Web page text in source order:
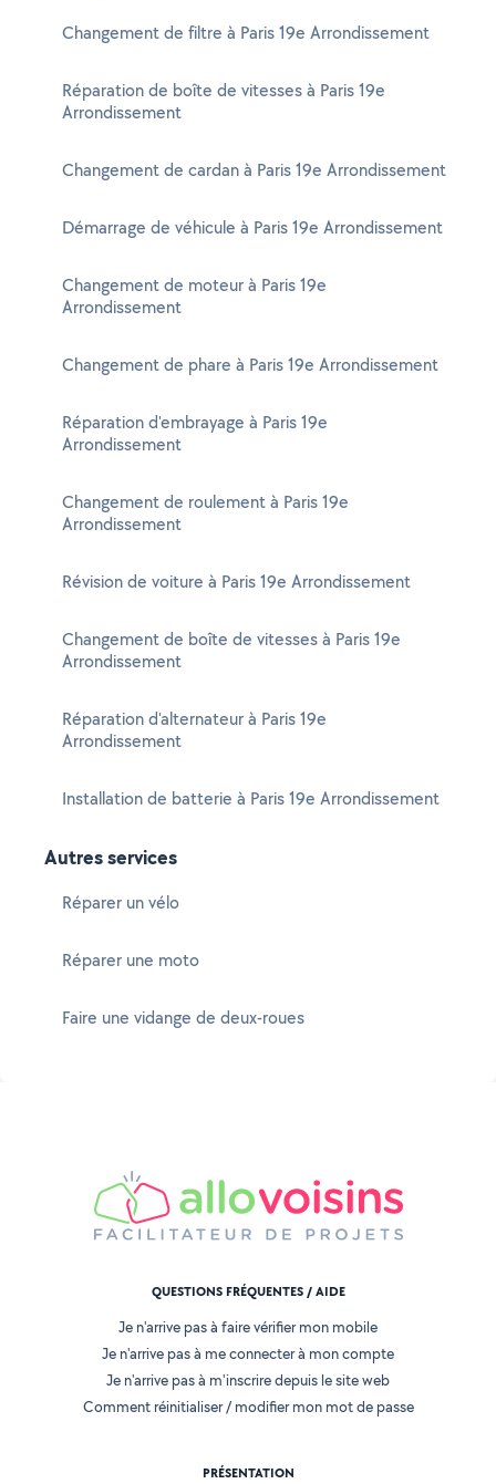
Changement de filtre à Paris 19e Arrondissement
Réparation de boîte de vitesses à Paris 19e
Arrondissement
Changement de cardan à Paris 19e Arrondissement
Démarrage de véhicule à Paris 19e Arrondissement
Changement de moteur à Paris 19e
Arrondissement
Changement de phare à Paris 19e Arrondissement
Réparation d'embrayage à Paris 19e
Arrondissement
Changement de roulement à Paris 19e
Arrondissement
Révision de voiture à Paris 19e Arrondissement
Changement de boîte de vitesses à Paris 19e
Arrondissement
Réparation d'alternateur à Paris 19e
Arrondissement
Installation de batterie à Paris 19e Arrondissement
Autres services
Réparer un vélo
Réparer une moto
Faire une vidange de deux-roues
QUESTIONS FRÉQUENTES / AIDE
Je n'arrive pas à faire vérifier mon mobile
Je n'arrive pas à me connecter à mon compte
Je n'arrive pas à m'inscrire depuis le site web
Comment réinitialiser / modifier mon mot de passe
PRÉSENTATION